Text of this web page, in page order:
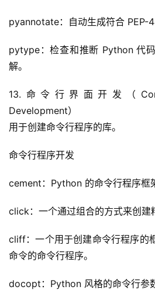
开
源
代
码
常
用
接
pyannotate：自动生成符合 PEP-
pytype：检查和推断 Python 代
解。
13.命令行界面开发（
Development）
用于创建命令行程序的库。
命令行程序开发
cement：Python 的命令行程序框
click：一个通过组合的方式来创建
cliff：一个用于创建命令行程序的
命令的命令行程序。
docopt：Python 风格的命令行参